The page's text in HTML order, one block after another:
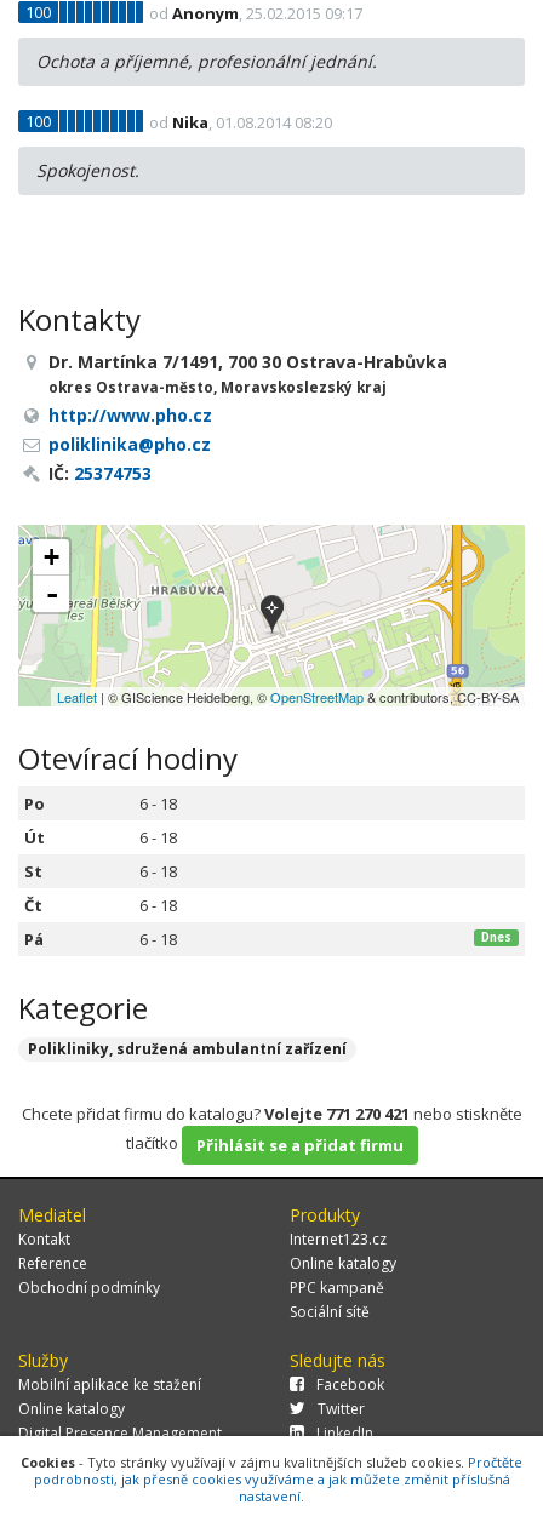
100 od Anonym, 25.02.2015 09:17
Ochota a příjemné, profesionální jednání.
100 od Nika, 01.08.2014 08:20
Spokojenost.
Kontakty
Dr. Martínka 7/1491, 700 30 Ostrava-Hrabůvka
okres Ostrava-město, Moravskoslezský kraj
http://www.pho.cz
poliklinika@pho.cz
IČ: 25374753
+
-
Leaflet | © GIScience Heidelberg, ©OpenStreetMap& contributors, CC-BY-SA
Otevírací hodiny
Po
6 - 18
Út
6 - 18
St
6 - 18
Čt
6 - 18
Pá
6 - 18 Dnes
Kategorie
Polikliniky, sdružená ambulantní zařízení
Chcete přidat firmu do katalogu?Volejte 771 270 421 nebo stiskněte
tlačítko
Přihlásit se a přidat firmu
Mediatel
Kontakt
Reference
Obchodní podmínky
Produkty
Internet123.cz
Online katalogy
PPC kampaně
Sociální sítě
Služby
Mobilní aplikace ke stažení
Online katalogy
Digital Presence Management
Více zákazníků
Sledujte nás
Facebook
Twitter
LinkedIn
Cookies - Tyto stránky využívají v zájmu kvalitnějších služeb cookies. Pročtěte
podrobnosti, jak přesně cookies využíváme a jak můžete změnit příslušná
nastavení.